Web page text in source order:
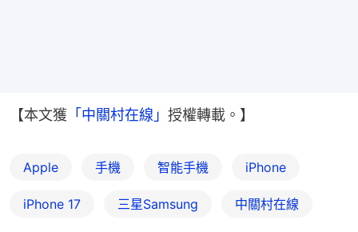
【本文獲 「中關村在線」 授權轉載。】
Apple 手機 智能手機 iPhone
iPhone 17 三星Samsung 中關村在線